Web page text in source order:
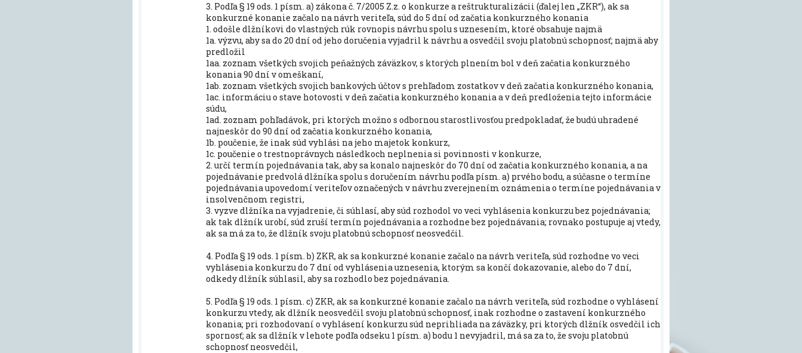
3. Podľa § 19 ods. 1 písm. a) zákona č. 7/2005 Z.z. o konkurze a reštrukturalizácii (ďalej len „ZKR“), ak sa
konkurzné konanie začalo na návrh veriteľa, súd do 5 dní od začatia konkurzného konania
1. odošle dlžníkovi do vlastných rúk rovnopis návrhu spolu s uznesením, ktoré obsahuje najmä
1a. výzvu, aby sa do 20 dní od jeho doručenia vyjadril k návrhu a osvedčil svoju platobnú schopnosť; najmä aby
predložil
1aa. zoznam všetkých svojich peňažných záväzkov, s ktorých plnením bol v deň začatia konkurzného
konania 90 dní v omeškaní,
1ab. zoznam všetkých svojich bankových účtov s prehľadom zostatkov v deň začatia konkurzného konania,
1ac. informáciu o stave hotovosti v deň začatia konkurzného konania a v deň predloženia tejto informácie
súdu,
1ad. zoznam pohľadávok, pri ktorých možno s odbornou starostlivosťou predpokladať, že budú uhradené
najneskôr do 90 dní od začatia konkurzného konania,
1b. poučenie, že inak súd vyhlási na jeho majetok konkurz,
1c. poučenie o trestnoprávnych následkoch neplnenia si povinnosti v konkurze,
2. určí termín pojednávania tak, aby sa konalo najneskôr do 70 dní od začatia konkurzného konania, a na
pojednávanie predvolá dlžníka spolu s doručením návrhu podľa písm. a) prvého bodu, a súčasne o termíne
pojednávania upovedomí veriteľov označených v návrhu zverejnením oznámenia o termíne pojednávania v
insolvenčnom registri,
3. vyzve dlžníka na vyjadrenie, či súhlasí, aby súd rozhodol vo veci vyhlásenia konkurzu bez pojednávania;
ak tak dlžník urobí, súd zruší termín pojednávania a rozhodne bez pojednávania; rovnako postupuje aj vtedy,
ak sa má za to, že dlžník svoju platobnú schopnosť neosvedčil.
4. Podľa § 19 ods. 1 písm. b) ZKR, ak sa konkurzné konanie začalo na návrh veriteľa, súd rozhodne vo veci
vyhlásenia konkurzu do 7 dní od vyhlásenia uznesenia, ktorým sa končí dokazovanie, alebo do 7 dní,
odkedy dlžník súhlasil, aby sa rozhodlo bez pojednávania.
5. Podľa § 19 ods. 1 písm. c) ZKR, ak sa konkurzné konanie začalo na návrh veriteľa, súd rozhodne o vyhlásení
konkurzu vtedy, ak dlžník neosvedčil svoju platobnú schopnosť, inak rozhodne o zastavení konkurzného
konania; pri rozhodovaní o vyhlásení konkurzu súd neprihliada na záväzky, pri ktorých dlžník osvedčil ich
spornosť; ak sa dlžník v lehote podľa odseku 1 písm. a) bodu 1 nevyjadril, má sa za to, že svoju platobnú
schopnosť neosvedčil,